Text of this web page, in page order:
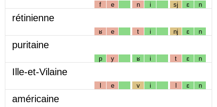
f e n i sj ɛ n
rétinienne
ʁ e t i nj ɛ n
puritaine
p y ʁ i t ɛ n
Ille-et-Vilaine
l e v i l ɛ n
américaine